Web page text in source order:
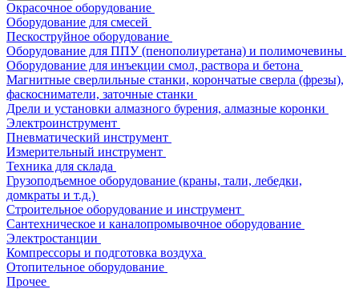
Окрасочное оборудование
Оборудование для смесей
Пескоструйное оборудование
Оборудование для ППУ (пенополиуретана) и полимочевины
Оборудование для инъекции смол, раствора и бетона
Магнитные сверлильные станки, корончатые сверла (фрезы),
фаскосниматели, заточные станки
Дрели и установки алмазного бурения, алмазные коронки
Электроинструмент
Пневматический инструмент
Измерительный инструмент
Техника для склада
Грузоподъемное оборудование (краны, тали, лебедки,
домкраты и т.д.)
Строительное оборудование и инструмент
Сантехническое и каналопромывочное оборудование
Электростанции
Компрессоры и подготовка воздуха
Отопительное оборудование
Прочее